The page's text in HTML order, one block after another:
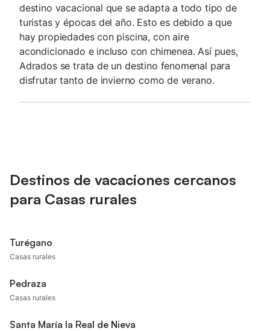
destino vacacional que se adapta a todo tipo de
turistas y épocas del año. Esto es debido a que
hay propiedades con piscina, con aire
acondicionado e incluso con chimenea. Así pues,
Adrados se trata de un destino fenomenal para
disfrutar tanto de invierno como de verano.
Destinos de vacaciones cercanos
para Casas rurales
Turégano
Casas rurales
Pedraza
Casas rurales
Santa María la Real de Nieva